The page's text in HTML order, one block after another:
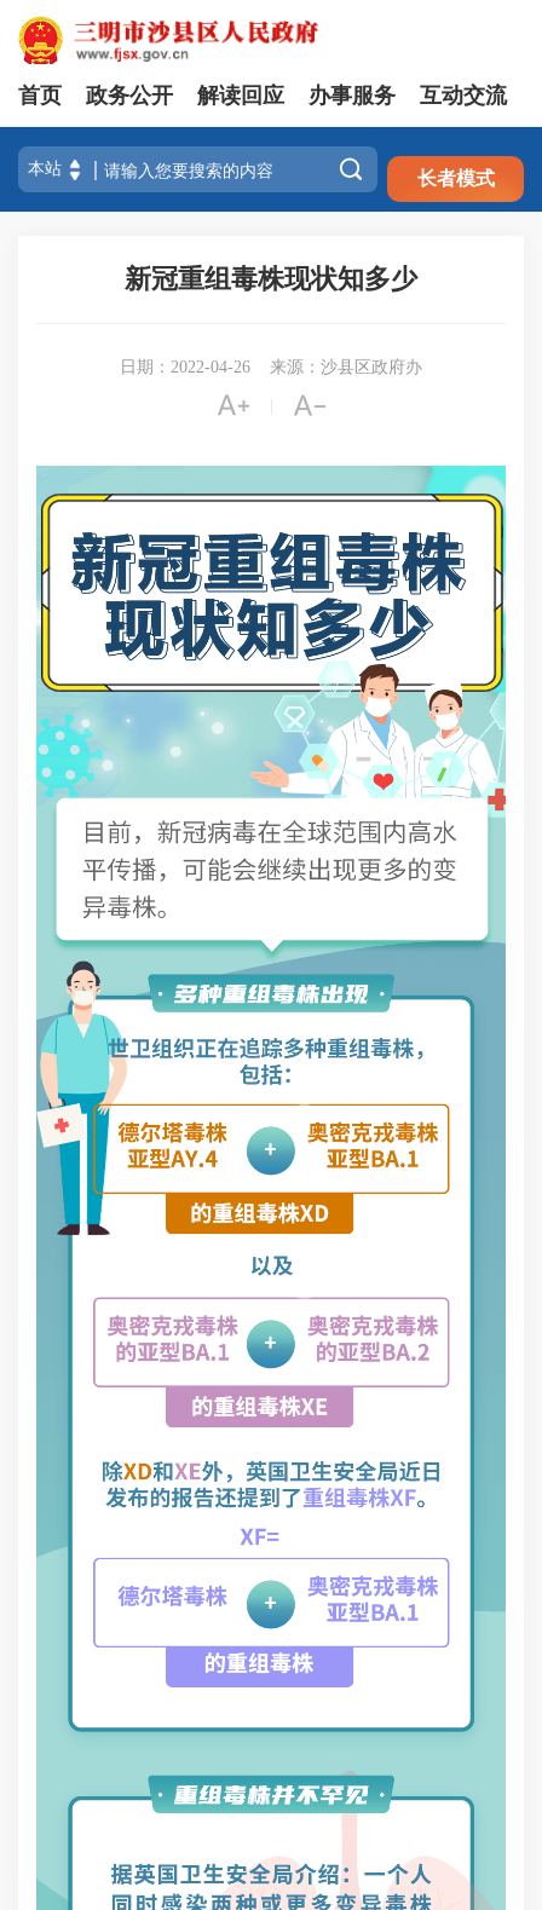
注册 登录
首页 政务公开 解读回应 办事服务 互动交流
 长者模式
新冠重组毒株现状知多少
日期：2022-04-26 来源：沙县区政府办
 